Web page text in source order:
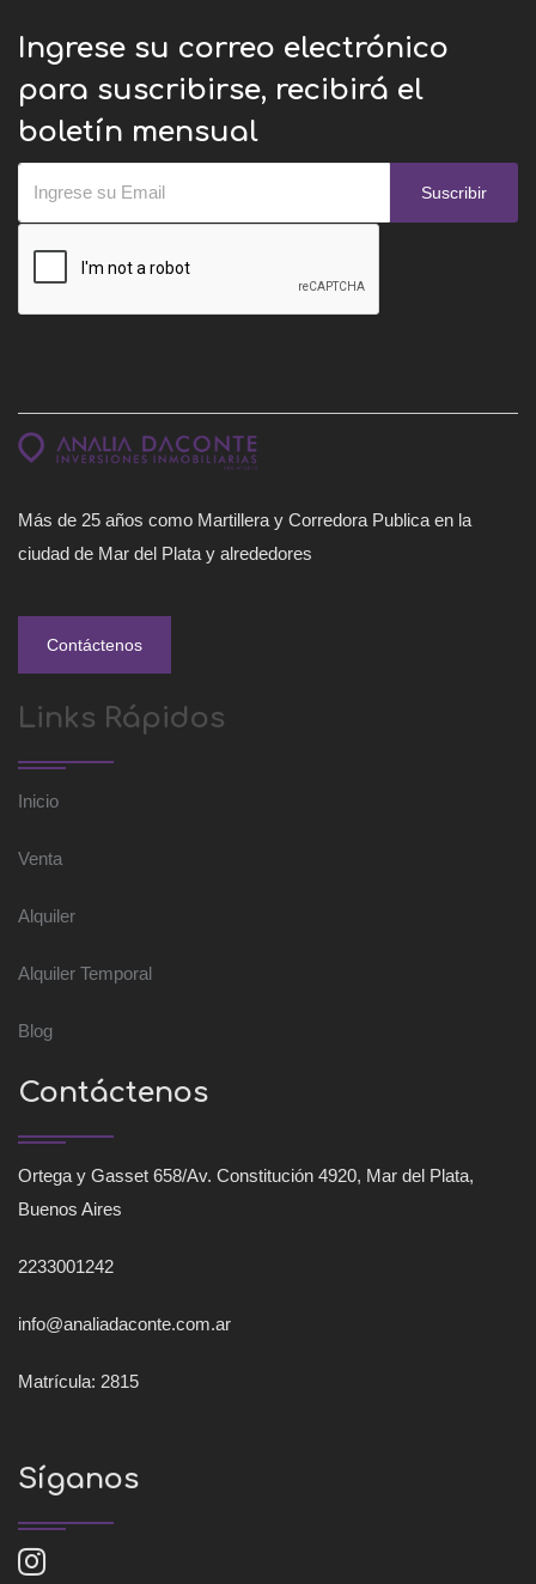
Ingrese su correo electrónico
para suscribirse, recibirá el
boletín mensual
Suscribir
Más de 25 años como Martillera y Corredora Publica en la
ciudad de Mar del Plata y alrededores
Contáctenos
Links Rápidos
Inicio
Venta
Alquiler
Alquiler Temporal
Blog
Contáctenos
Ortega y Gasset 658/Av. Constitución 4920, Mar del Plata,
Buenos Aires
2233001242
info@analiadaconte.com.ar
Matrícula: 2815
Síganos